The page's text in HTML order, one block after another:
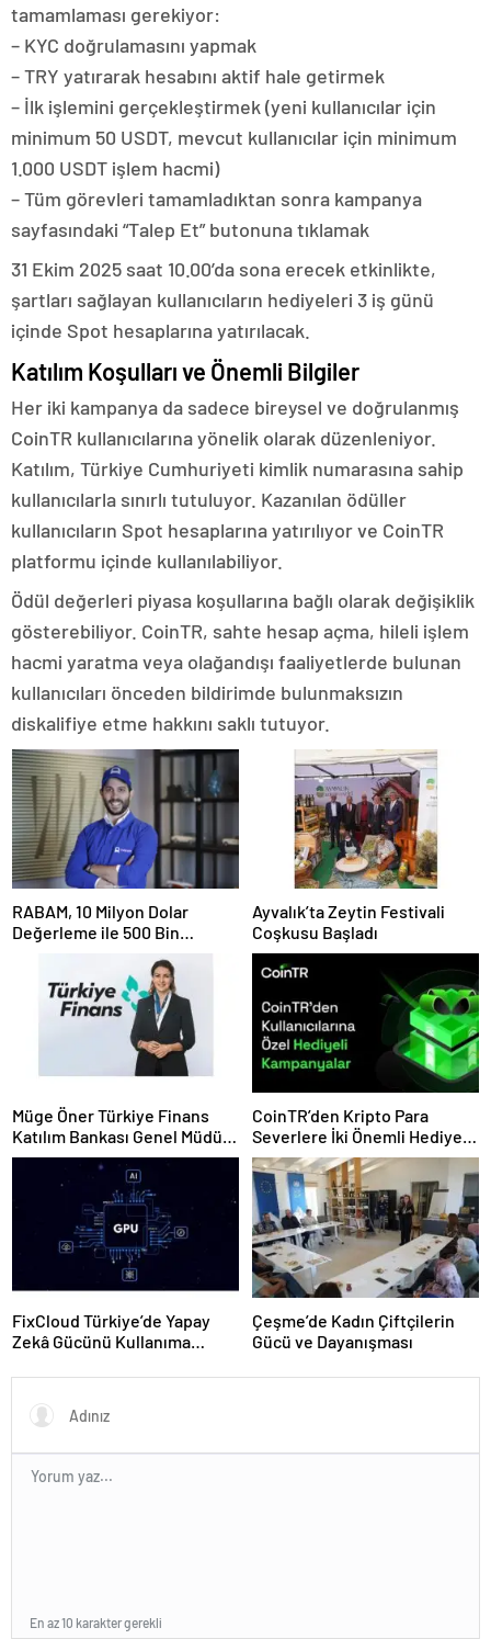
tamamlaması gerekiyor:
– KYC doğrulamasını yapmak
– TRY yatırarak hesabını aktif hale getirmek
– İlk işlemini gerçekleştirmek (yeni kullanıcılar için
minimum 50 USDT, mevcut kullanıcılar için minimum
1.000 USDT işlem hacmi)
– Tüm görevleri tamamladıktan sonra kampanya
sayfasındaki “Talep Et” butonuna tıklamak
31 Ekim 2025 saat 10.00’da sona erecek etkinlikte,
şartları sağlayan kullanıcıların hediyeleri 3 iş günü
içinde Spot hesaplarına yatırılacak.
Katılım Koşulları ve Önemli Bilgiler
Her iki kampanya da sadece bireysel ve doğrulanmış
CoinTR kullanıcılarına yönelik olarak düzenleniyor.
Katılım, Türkiye Cumhuriyeti kimlik numarasına sahip
kullanıcılarla sınırlı tutuluyor. Kazanılan ödüller
kullanıcıların Spot hesaplarına yatırılıyor ve CoinTR
platformu içinde kullanılabiliyor.
Ödül değerleri piyasa koşullarına bağlı olarak değişiklik
gösterebiliyor. CoinTR, sahte hesap açma, hileli işlem
hacmi yaratma veya olağandışı faaliyetlerde bulunan
kullanıcıları önceden bildirimde bulunmaksızın
diskalifiye etme hakkını saklı tutuyor.
RABAM, 10 Milyon Dolar
Değerleme ile 500 Bin
Dolarlık Yatırım Aldı
Ayvalık’ta Zeytin Festivali
Coşkusu Başladı
Müge Öner Türkiye Finans
Katılım Bankası Genel Müdür
Vekili Oldu
CoinTR’den Kripto Para
Severlere İki Önemli Hediye
Kampanyası
FixCloud Türkiye’de Yapay
Zekâ Gücünü Kullanıma
Çeşme’de Kadın Çiftçilerin
Gücü ve Dayanışması
En az 10 karakter gerekli